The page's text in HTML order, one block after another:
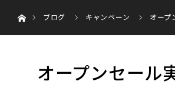
ブログ
キャンペーン オープ
オープンセール